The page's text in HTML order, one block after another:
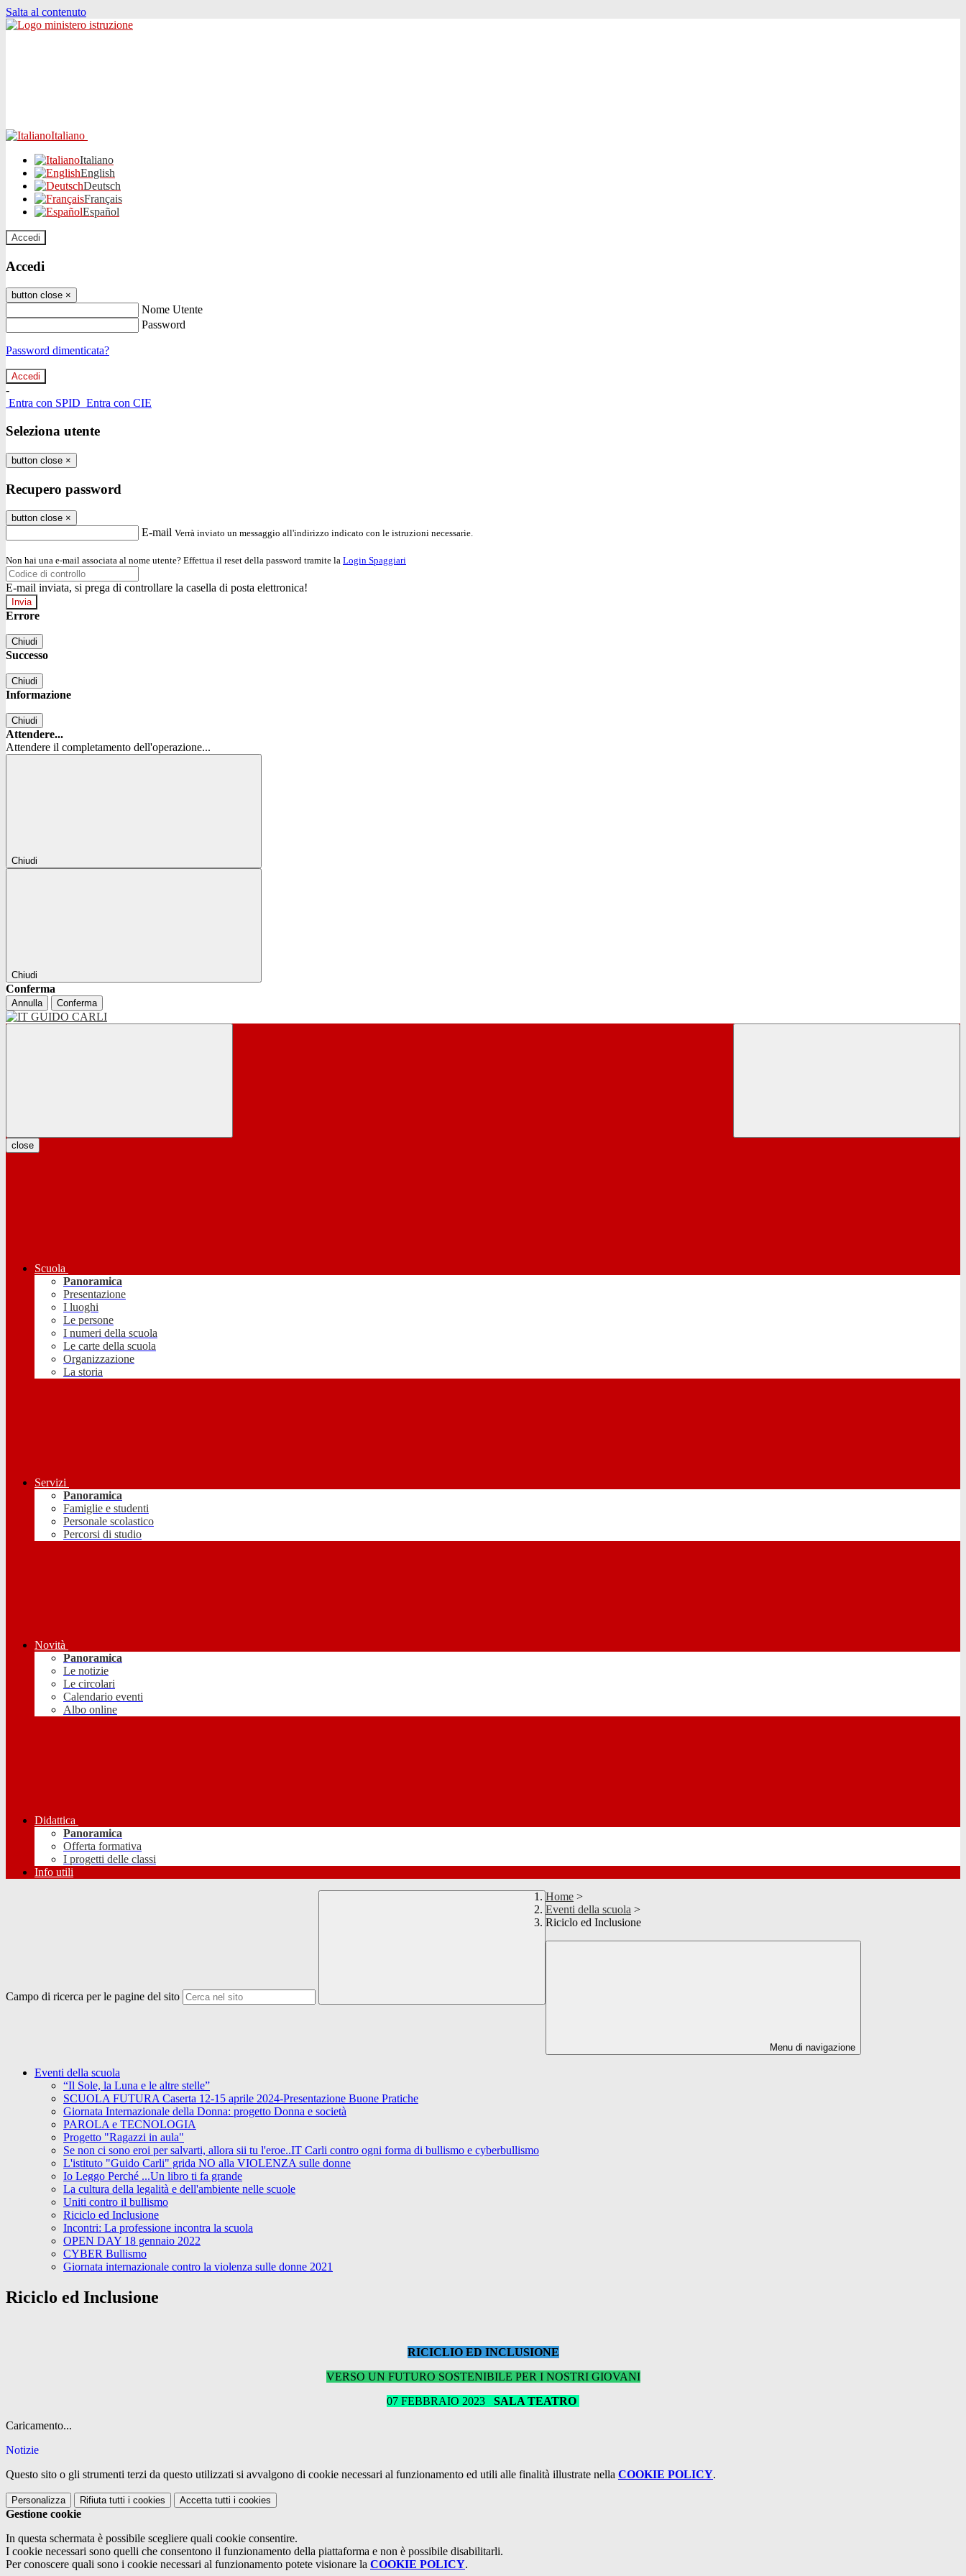
Salta al contenuto
Italiano
Italiano
English
Deutsch
Français
Español
Accedi
Accedi
button close ×
Nome Utente
Password
Password dimenticata?
-
Entra con SPID Entra con CIE
Seleziona utente
button close ×
Recupero password
button close ×
E-mail Verrà inviato un messaggio all'indirizzo indicato con le istruzioni necessarie.
Non hai una e-mail associata al nome utente? Effettua il reset della password tramite la Login Spaggiari
E-mail inviata, si prega di controllare la casella di posta elettronica!
Errore
Chiudi
Successo
Chiudi
Informazione
Chiudi
Attendere...
Attendere il completamento dell'operazione...
Chiudi
Chiudi
Conferma
Annulla Conferma
close
Scuola
Panoramica
Presentazione
I luoghi
Le persone
I numeri della scuola
Le carte della scuola
Organizzazione
La storia
Servizi
Panoramica
Famiglie e studenti
Personale scolastico
Percorsi di studio
Novità
Panoramica
Le notizie
Le circolari
Calendario eventi
Albo online
Didattica
Panoramica
Offerta formativa
I progetti delle classi
Info utili
Campo di ricerca per le pagine del sito
Home >
Eventi della scuola >
Riciclo ed Inclusione
Menu di navigazione
Eventi della scuola
“Il Sole, la Luna e le altre stelle”
SCUOLA FUTURA Caserta 12-15 aprile 2024-Presentazione Buone Pratiche
Giornata Internazionale della Donna: progetto Donna e società
PAROLA e TECNOLOGIA
Progetto "Ragazzi in aula"
Se non ci sono eroi per salvarti, allora sii tu l'eroe..IT Carli contro ogni forma di bullismo e cyberbullismo
L'istituto "Guido Carli" grida NO alla VIOLENZA sulle donne
Io Leggo Perché ...Un libro ti fa grande
La cultura della legalità e dell'ambiente nelle scuole
Uniti contro il bullismo
Riciclo ed Inclusione
Incontri: La professione incontra la scuola
OPEN DAY 18 gennaio 2022
CYBER Bullismo
Giornata internazionale contro la violenza sulle donne 2021
Riciclo ed Inclusione
RICICLIO ED INCLUSIONE
VERSO UN FUTURO SOSTENIBILE PER I NOSTRI GIOVANI
07 FEBBRAIO 2023 SALA TEATRO
Caricamento...
Notizie
Questo sito o gli strumenti terzi da questo utilizzati si avvalgono di cookie necessari al funzionamento ed utili alle finalità illustrate nella COOKIE POLICY.
Personalizza Rifiuta tutti i cookies Accetta tutti i cookies
Gestione cookie
In questa schermata è possibile scegliere quali cookie consentire.
I cookie necessari sono quelli che consentono il funzionamento della piattaforma e non è possibile disabilitarli.
Per conoscere quali sono i cookie necessari al funzionamento potete visionare la COOKIE POLICY.